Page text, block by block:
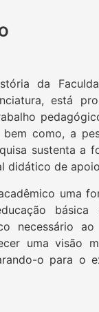
da
está
como, a
sustenta a
didático de
uma
necessário
uma visão
o para o